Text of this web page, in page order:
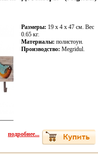
Размеры: 19 x 4 x 47 см. Вес
0.65 кг.
Материалы: полистоун.
Производство: Megridul.
подробнее...